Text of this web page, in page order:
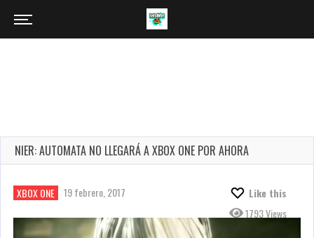
NIER: AUTOMATA NO LLEGARÁ A XBOX ONE POR AHORA
XBOX ONE 19 febrero, 2017
Like this
1793 Views